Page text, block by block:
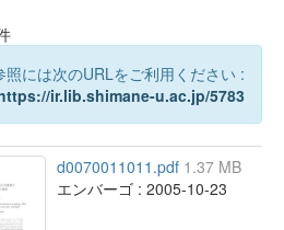
照には次のURLをご利用ください :
ir.lib.shimane-u.ac.jp/5783
d0070011011.pdf 1.37 MB
エンバーゴ : 2005-10-23